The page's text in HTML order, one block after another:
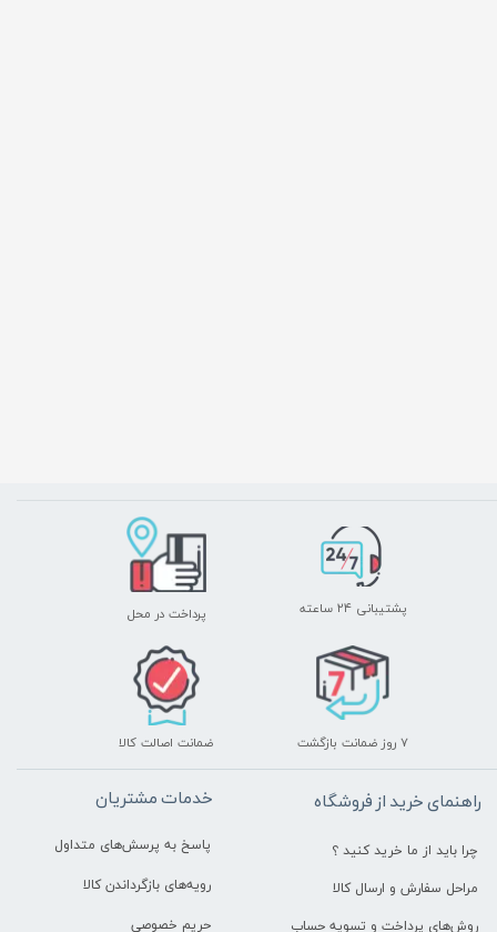
پشتیبانی ۲۴ ساعته پرداخت در محل
۷ روز ضمانت بازگشت ضمانت اصالت کالا
راهنمای خرید از فروشگاه
چرا باید از ما خرید کنید ؟
مراحل سفارش و ارسال کالا
روش‌های پرداخت و تسویه حساب
خدمات مشتریان
پاسخ به پرسش‌های متداول
رویه‌های بازگرداندن کالا
حریم خصوصی